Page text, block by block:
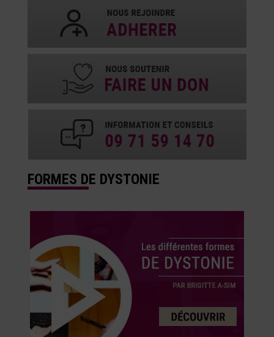
FORMES DE DYSTONIE